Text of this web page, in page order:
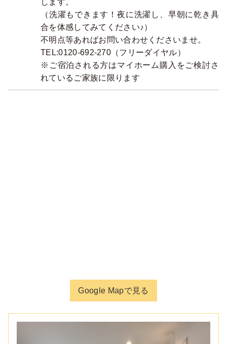
（洗濯もできます！夜に洗濯し、早朝に乾き具
合を体感してみてください♪）
不明点等あればお問い合わせくださいませ。
TEL:0120-692-270（フリーダイヤル）
※ご宿泊される方はマイホーム購入をご検討さ
れているご家族に限ります
Google Mapで見る